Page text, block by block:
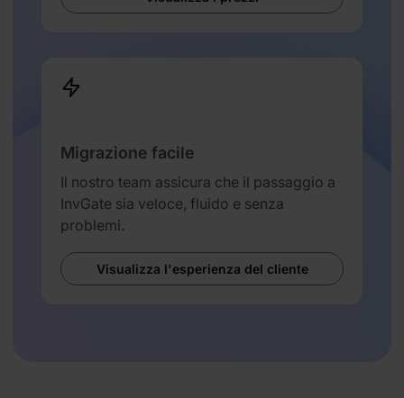
Migrazione facile
Il nostro team assicura che il passaggio a
InvGate sia veloce, fluido e senza
problemi.
Visualizza l'esperienza del cliente